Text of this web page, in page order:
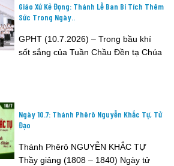
Giáo Xứ Kẻ Đọng: Thánh Lễ Ban Bí Tích Thêm
Sức Trong Ngày..
GPHT (10.7.2026) – Trong bầu khí
sốt sắng của Tuần Chầu Đền tạ Chúa
Ngày 10.7: Thánh Phêrô Nguyễn Khắc Tự, Tử
Đạo
Thánh Phêrô NGUYỄN KHẮC TỰ
Thầy giảng (1808 – 1840) Ngày tử